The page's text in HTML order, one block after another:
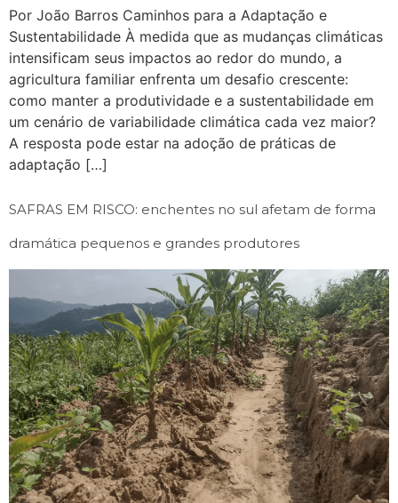
Por João Barros Caminhos para a Adaptação e
Sustentabilidade À medida que as mudanças climáticas
intensificam seus impactos ao redor do mundo, a
agricultura familiar enfrenta um desafio crescente:
como manter a produtividade e a sustentabilidade em
um cenário de variabilidade climática cada vez maior?
A resposta pode estar na adoção de práticas de
adaptação […]
SAFRAS EM RISCO: enchentes no sul afetam de forma
dramática pequenos e grandes produtores